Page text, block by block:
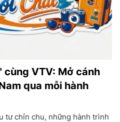
cùng VTV: Mở cánh
qua mỗi hành
tư chỉn chu, những hành trình